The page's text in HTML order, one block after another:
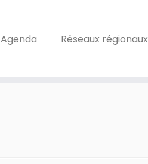
Agenda Réseaux régionaux